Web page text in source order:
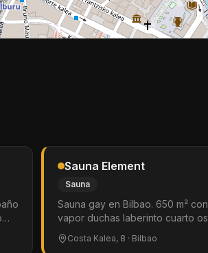
Sauna Element
Sauna
Sauna gay en Bilbao. 650 m²
vapor duchas laberinto cuarto
bar y solarium. Ambiente
para noches de osos y eventos
Costa Kalea, 8 · Bilbao